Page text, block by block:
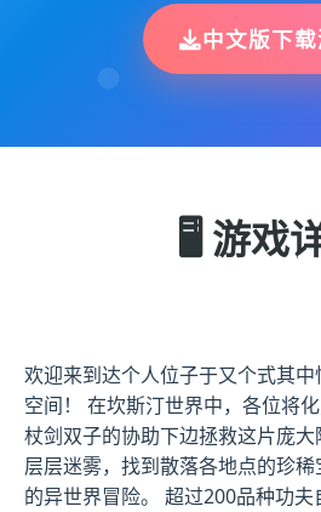
中文版下
🖥️ 游戏
欢迎来到达个人位子于又个式其
空间！ 在坎斯汀世界中，各位将
杖剑双子的协助下边拯救这片庞
层层迷雾，找到散落各地点的珍
的异世界冒险。 超过200品种功